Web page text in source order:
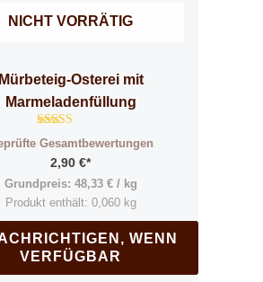
NICHT VORRÄTIG
Mürbeteig-Osterei mit
Marmeladenfüllung
Bewertet mit
5.00
von 5
Gesamtbewertungen
2,90 €*
Grundpreis: 48,33 €/ kg
Produkt enthält: 0,060 kg
WENN
VERFÜGBAR